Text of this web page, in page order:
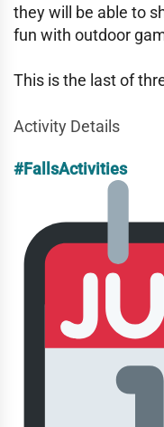
they will be able to
fun with outdoor
This is the last of
Activity Details
#FallsActivities